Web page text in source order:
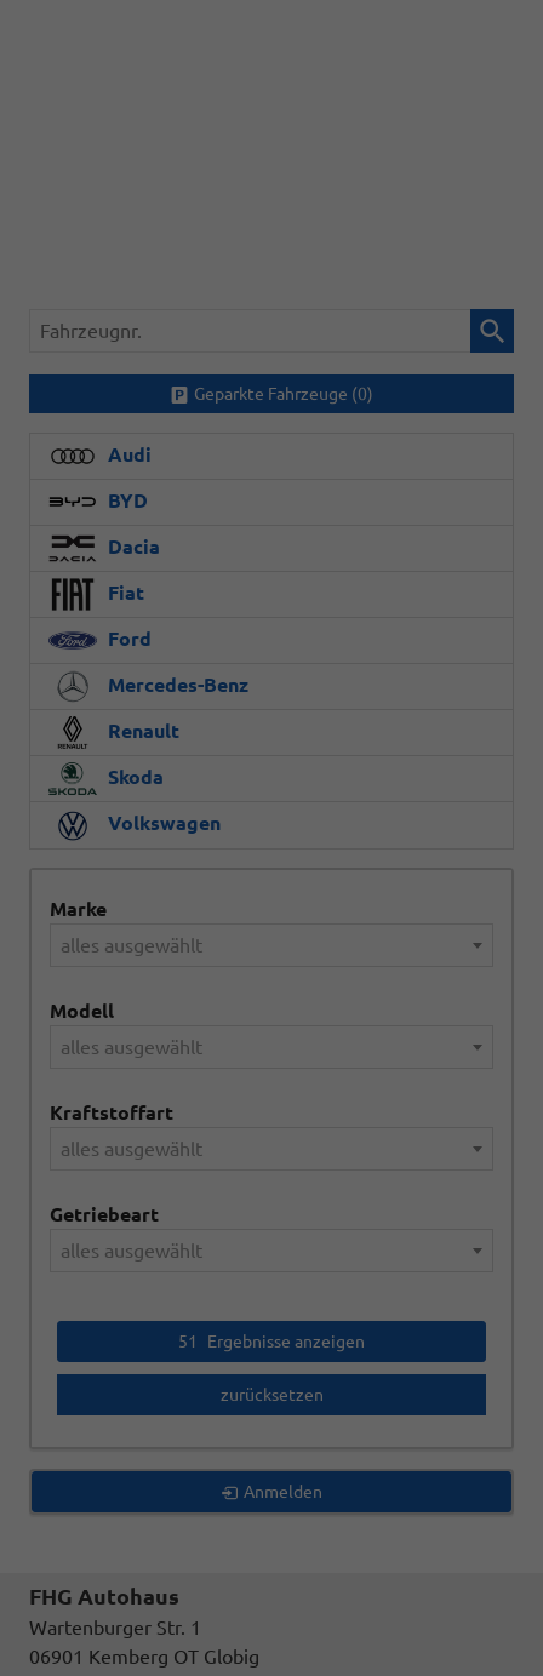
Fahrzeugnr.
Geparkte Fahrzeuge (0)
Audi
BYD
Dacia
Fiat
Ford
Mercedes-Benz
Renault
Skoda
Volkswagen
Marke
alles ausgewählt
Modell
alles ausgewählt
Kraftstoffart
alles ausgewählt
Getriebeart
alles ausgewählt
51 Ergebnisse anzeigen
zurücksetzen
Anmelden
FHG Autohaus
Wartenburger Str. 1
06901 Kemberg OT Globig